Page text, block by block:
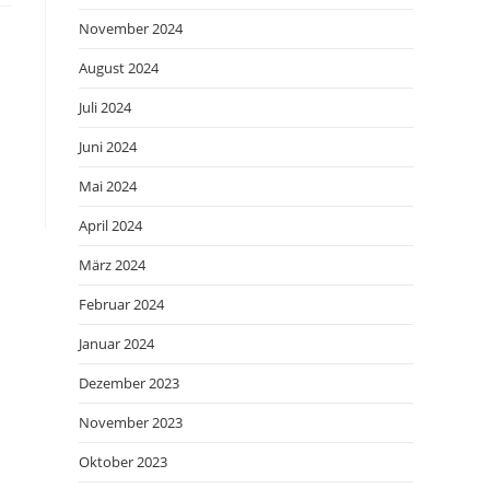
November 2024
August 2024
Juli 2024
Juni 2024
Mai 2024
April 2024
März 2024
Februar 2024
Januar 2024
Dezember 2023
November 2023
Oktober 2023